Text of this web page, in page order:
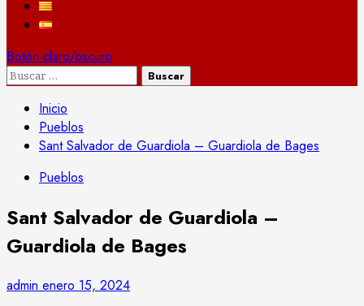
Botón claro/oscuro
Buscar:
Inicio
Pueblos
Sant Salvador de Guardiola – Guardiola de Bages
Pueblos
Sant Salvador de Guardiola –
Guardiola de Bages
admin enero 15, 2024